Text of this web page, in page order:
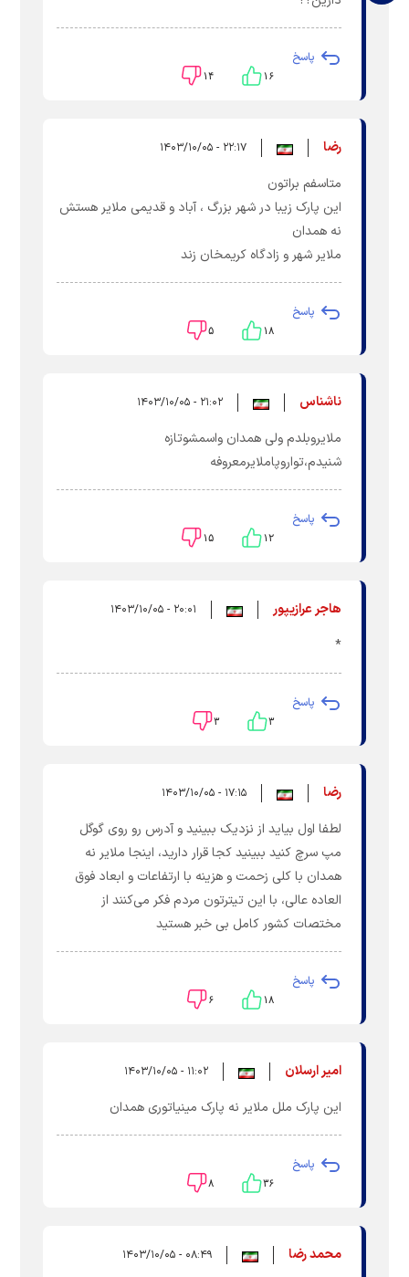
پاسخ
۱۶ ۱۴
رضا ۲۲:۱۷ - ۱۴۰۳/۱۰/۰۵
متاسفم براتون
این پارک زیبا در شهر بزرگ ، آباد و قدیمی ملایر هستش
نه همدان
ملایر شهر و زادگاه کریمخان زند
پاسخ
۱۸ ۵
ناشناس ۲۱:۰۲ - ۱۴۰۳/۱۰/۰۵
ملایروبلدم ولی همدان واسمشوتازه
شنیدم،تواروپاملایرمعروفه
پاسخ
۱۲ ۱۵
هاجر عرازیپور ۲۰:۰۱ - ۱۴۰۳/۱۰/۰۵
*
پاسخ
۳ ۳
رضا ۱۷:۱۵ - ۱۴۰۳/۱۰/۰۵
لطفا اول بیاید از نزدیک ببینید و آدرس رو روی گوگل
مپ سرچ کنید ببینید کجا قرار دارید، اینجا ملایر نه
همدان با کلی زحمت و هزینه با ارتفاعات و ابعاد فوق
العاده عالی، با این تیترتون مردم فکر می‌کنند از
مختصات کشور کامل بی خبر هستید
پاسخ
۱۸ ۶
امیر ارسلان ۱۱:۰۲ - ۱۴۰۳/۱۰/۰۵
این پارک ملل ملایر نه پارک مینیاتوری همدان
پاسخ
۳۶ ۸
محمد رضا ۰۸:۴۹ - ۱۴۰۳/۱۰/۰۵